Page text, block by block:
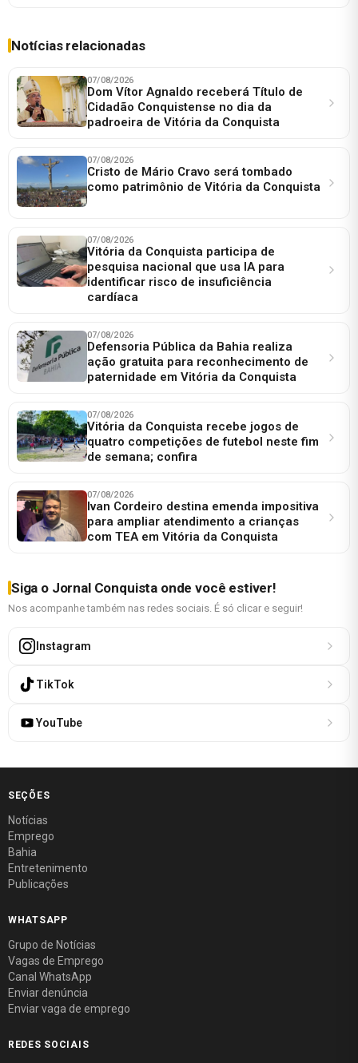
Notícias relacionadas
07/08/2026
Dom Vítor Agnaldo receberá Título de
Cidadão Conquistense no dia da
padroeira de Vitória da Conquista
07/08/2026
Cristo de Mário Cravo será tombado
como patrimônio de Vitória da Conquista
07/08/2026
Vitória da Conquista participa de
pesquisa nacional que usa IA para
identificar risco de insuficiência
cardíaca
07/08/2026
Defensoria Pública da Bahia realiza
ação gratuita para reconhecimento de
paternidade em Vitória da Conquista
07/08/2026
Vitória da Conquista recebe jogos de
quatro competições de futebol neste fim
de semana; confira
07/08/2026
Ivan Cordeiro destina emenda impositiva
para ampliar atendimento a crianças
com TEA em Vitória da Conquista
Siga o Jornal Conquista onde você estiver!
Nos acompanhe também nas redes sociais. É só clicar e seguir!
Instagram
TikTok
YouTube
SEÇÕES
Notícias
Emprego
Bahia
Entretenimento
Publicações
WHATSAPP
Grupo de Notícias
Vagas de Emprego
Canal WhatsApp
Enviar denúncia
Enviar vaga de emprego
REDES SOCIAIS